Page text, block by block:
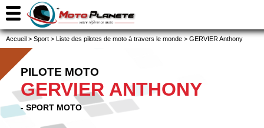
Accueil > Sport > Liste des pilotes de moto à travers le monde > GERVIER Anthony
PILOTE MOTO
GERVIER ANTHONY
- SPORT MOTO